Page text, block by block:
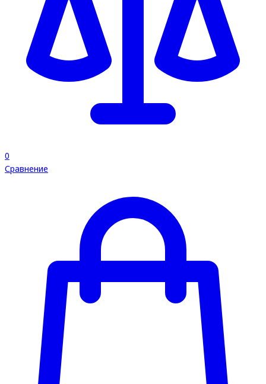
0
Сравнение